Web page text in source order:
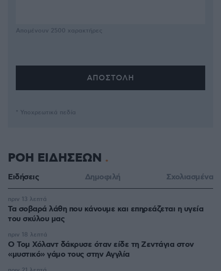
Απομένουν 2500 χαρακτήρες
* Υποχρεωτικά πεδία
ΡΟΗ ΕΙΔΗΣΕΩΝ
Ειδήσεις Δημοφιλή Σχολιασμένα
Τα σοβαρά λάθη που κάνουμε και επηρεάζεται η υγεία
του σκύλου μας
πριν 13 λεπτά
Ο Τομ Χόλαντ δάκρυσε όταν είδε τη Ζεντάγια στον
«μυστικό» γάμο τους στην Αγγλία
πριν 18 λεπτά